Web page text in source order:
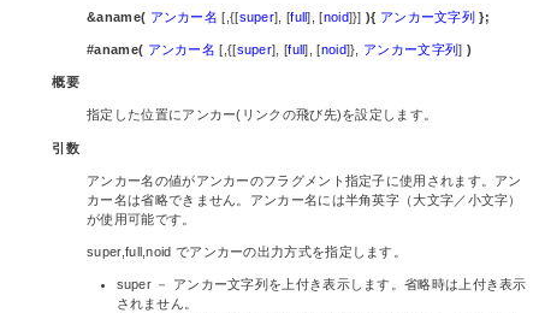
&aname( アンカー名 [,{[super], [full], [noid]}]){ アンカー文字列 };
#aname( アンカー名 [,{[super], [full], [noid]}, アンカー文字列] )
概要
指定した位置にアンカー(リンクの飛び先)を設定します。
引数
アンカー名の値がアンカーのフラグメント指定子に使用されます。アン
カー名は省略できません。アンカー名には半角英字（大文字／小文字）
が使用可能です。
super,full,noid でアンカーの出力方式を指定します。
super － アンカー文字列を上付き表示します。省略時は上付き表示
されません。